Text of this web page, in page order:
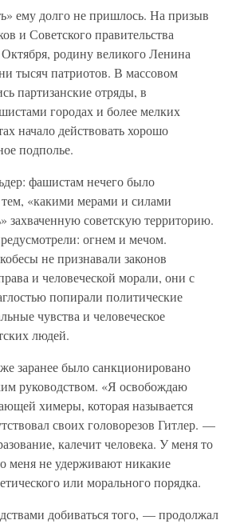
ему долго не пришлось. На призыв
и Советского правительства
родину великого Ленина
тысяч патриотов. В массовом
партизанские отряды, в
городах и более мелких
начало действовать хорошо
подполье.
фашистам нечего было
тем, «какими мерами и силами
захваченную советскую территорию.
огнем и мечом.
не признавали законов
и человеческой морали, они с
попирали политические
чувства и человеческое
людей.
заранее было санкционировано
руководством. «Я освобождаю
химеры, которая называется
своих головорезов Гитлер. —
калечит человека. У меня то
меня не удерживают никакие
или морального порядка.
добиваться того, — продолжал